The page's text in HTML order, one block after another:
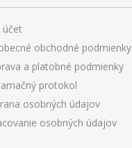
účet
obchodné podmienky
a platobné podmienky
protokol
osobných údajov
osobných údajov